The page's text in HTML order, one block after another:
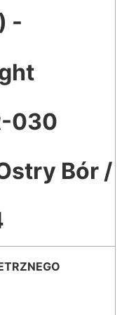
-
030
Bór /